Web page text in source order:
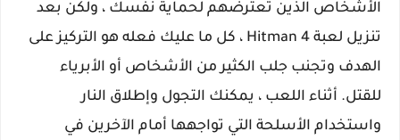
الأشخاص الذين تعترضهم لحماية نفسك ، ولكن بعد
تنزيل لعبة Hitman 4 ، كل ما عليك فعله هو التركيز على
الهدف وتجنب جلب الكثير من الأشخاص أو الأبرياء
للقتل. أثناء اللعب ، يمكنك التجول وإطلاق النار
واستخدام الأسلحة التي تواجهها أمام الآخرين في